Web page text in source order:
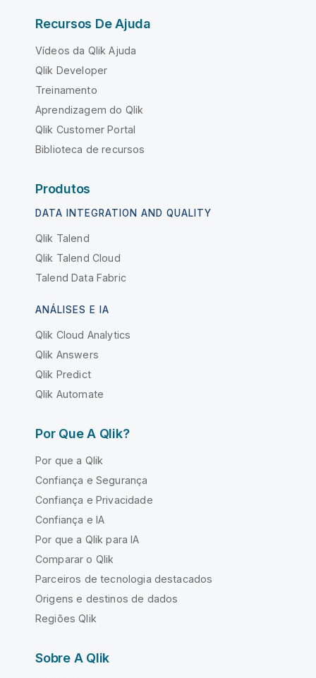
Recursos De Ajuda
Vídeos da Qlik Ajuda
Qlik Developer
Treinamento
Aprendizagem do Qlik
Qlik Customer Portal
Biblioteca de recursos
Produtos
DATA INTEGRATION AND QUALITY
Qlik Talend
Qlik Talend Cloud
Talend Data Fabric
ANÁLISES E IA
Qlik Cloud Analytics
Qlik Answers
Qlik Predict
Qlik Automate
Por Que A Qlik?
Por que a Qlik
Confiança e Segurança
Confiança e Privacidade
Confiança e IA
Por que a Qlik para IA
Comparar o Qlik
Parceiros de tecnologia destacados
Origens e destinos de dados
Regiões Qlik
Sobre A Qlik